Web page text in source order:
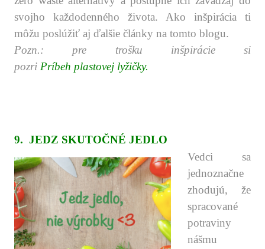
svojho každodenného života. Ako inšpirácia ti
môžu poslúžiť aj ďalšie články na tomto blogu.
Pozn.: pre trošku inšpirácie si
pozri Príbeh plastovej lyžičky.
9. JEDZ SKUTOČNÉ JEDLO
Vedci sa
jednoznačne
zhodujú, že
spracované
potraviny
nášmu